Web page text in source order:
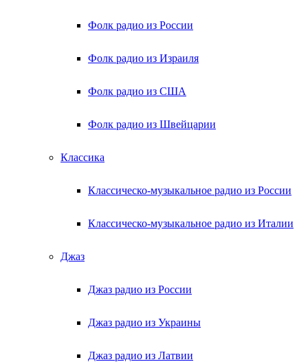
Фолк радио из России
Фолк радио из Израиля
Фолк радио из США
Фолк радио из Швейцарии
Классика
Классическо-музыкальное радио из России
Классическо-музыкальное радио из Италии
Джаз
Джаз радио из России
Джаз радио из Украины
Джаз радио из Латвии